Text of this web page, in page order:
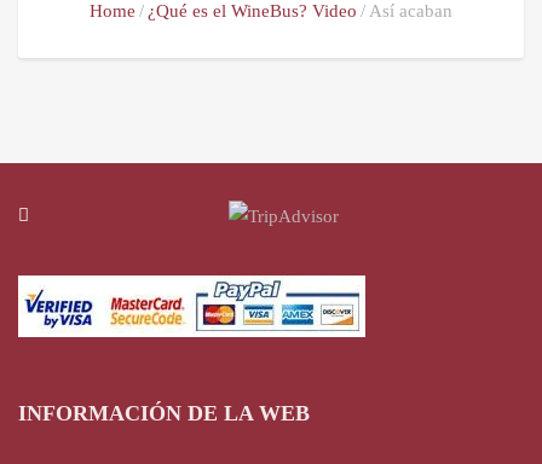
Home ¿Qué es el WineBus? Video Así acaban
INFORMACIÓN DE LA WEB